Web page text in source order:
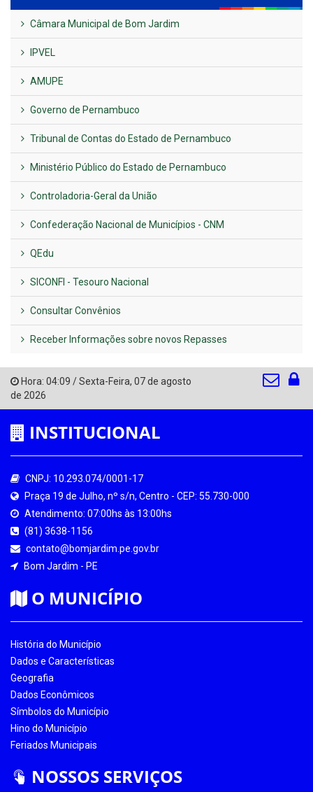
Câmara Municipal de Bom Jardim
IPVEL
AMUPE
Governo de Pernambuco
Tribunal de Contas do Estado de Pernambuco
Ministério Público do Estado de Pernambuco
Controladoria-Geral da União
Confederação Nacional de Municípios - CNM
QEdu
SICONFI - Tesouro Nacional
Consultar Convênios
Receber Informações sobre novos Repasses
Hora: 04:09 /Sexta-Feira, 07 de agosto
de 2026
INSTITUCIONAL
CNPJ: 10.293.074/0001-17
Praça 19 de Julho, nº s/n, Centro - CEP: 55.730-000
Atendimento: 07:00hs às 13:00hs
(81) 3638-1156
contato@bomjardim.pe.gov.br
Bom Jardim - PE
O MUNICÍPIO
História do Município
Dados e Características
Geografia
Dados Econômicos
Símbolos do Município
Hino do Município
Feriados Municipais
NOSSOS SERVIÇOS